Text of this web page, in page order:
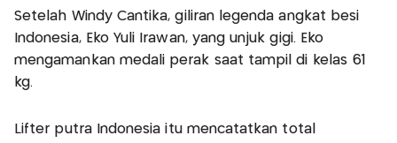
Setelah Windy Cantika, giliran legenda angkat besi
Indonesia, Eko Yuli Irawan, yang unjuk gigi. Eko
mengamankan medali perak saat tampil di kelas 61
kg.
Lifter putra Indonesia itu mencatatkan total